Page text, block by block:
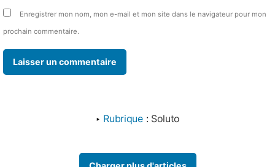
Enregistrer mon nom, mon e-mail et mon site dans le navigateur pour mon
prochain commentaire.
‣ Rubrique : Soluto